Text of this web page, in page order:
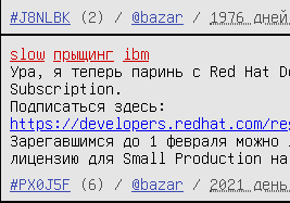
#J8NLBK
(2) / @bazar / 1976
slow прыщинг
ibm
Ура, я теперь паринь с Red Hat
Subscription.
https://developers.redhat.com/
Зарегавшимся до 1 февраля можно
лицензию для Small Production на
#PX0J5F
(6) / @bazar / 2021